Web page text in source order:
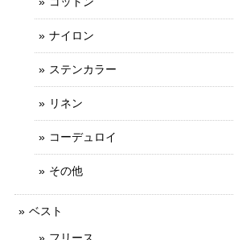
ナイロン
ステンカラー
リネン
コーデュロイ
その他
ベスト